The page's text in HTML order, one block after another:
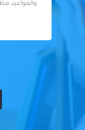
والمواعيد مظبوطه